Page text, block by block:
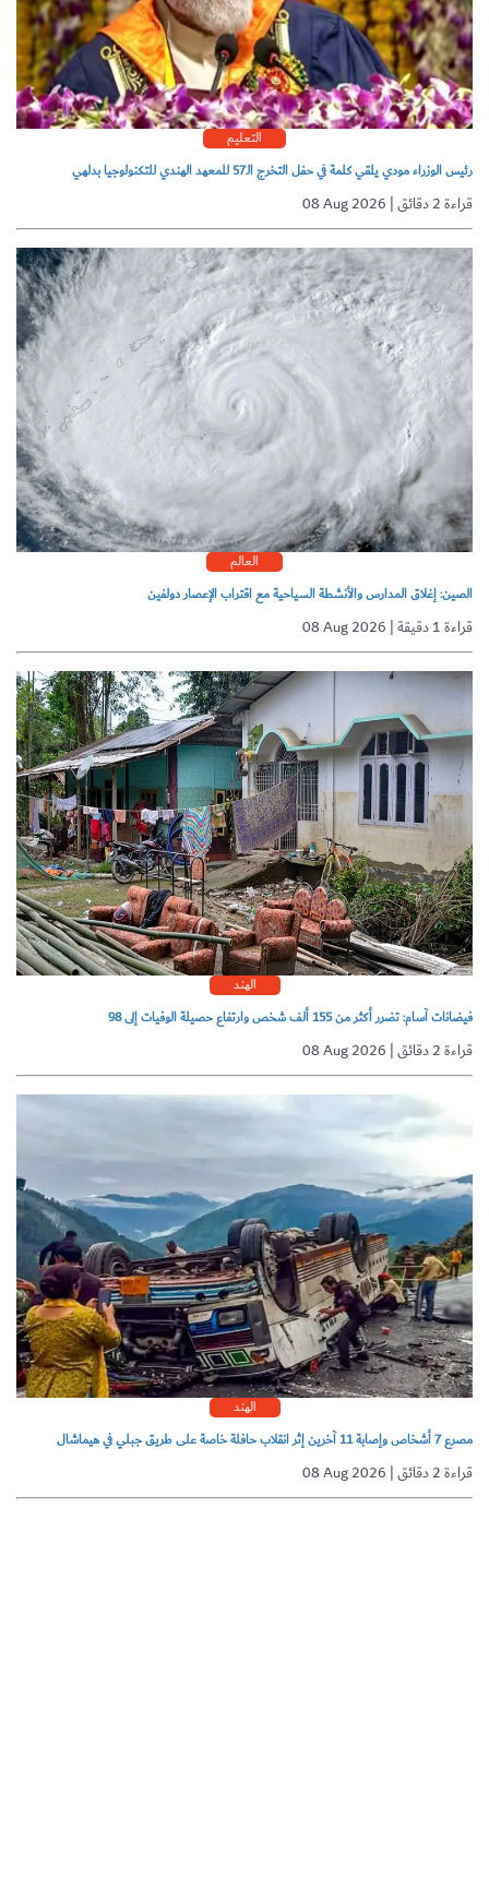
التعليم
رئيس الوزراء مودي يلقي كلمة في حفل التخرج الـ57 للمعهد الهندي للتكنولوجيا بدلهي
08 Aug 2026 | قراءة 2 دقائق
العالم
الصين: إغلاق المدارس والأنشطة السياحية مع اقتراب الإعصار دولفين
08 Aug 2026 | قراءة 1 دقيقة
الهند
فيضانات آسام: تضرر أكثر من 155 ألف شخص وارتفاع حصيلة الوفيات إلى 98
08 Aug 2026 | قراءة 2 دقائق
الهند
مصرع 7 أشخاص وإصابة 11 آخرين إثر انقلاب حافلة خاصة على طريق جبلي في هيماشال
08 Aug 2026 | قراءة 2 دقائق